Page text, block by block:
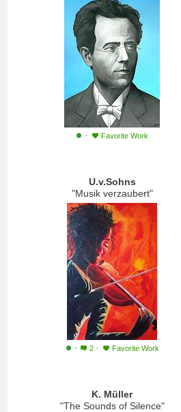
· Favorite Work
U.v.Sohns
"Musik verzaubert"
· 2 · Favorite Work
K. Müller
"The Sounds of Silence"